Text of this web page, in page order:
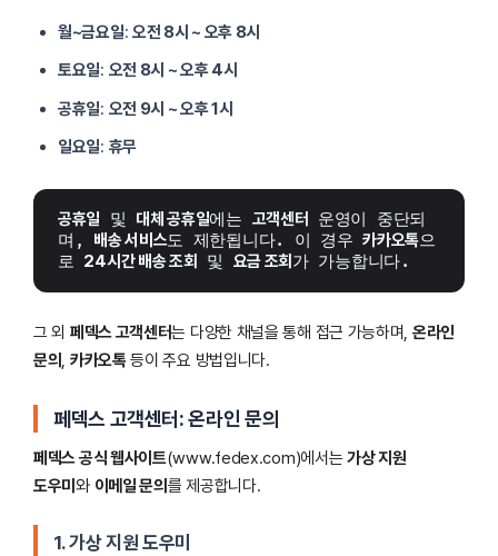
월~금요일: 오전 8시 ~ 오후 8시
토요일: 오전 8시 ~ 오후 4시
공휴일: 오전 9시 ~ 오후 1시
일요일: 휴무
공휴일 및 대체 공휴일에는 고객센터
운영이 중단되
며, 배송 서비스도 제한됩니다. 이 경우 카카오톡으
로 24시간 배송 조회 및 요금 조회 가 가능합니다.
그 외 페덱스 고객센터는 다양한 채널을 통해 접근 가능하며, 온라인
문의 , 카카오톡등이 주요 방법입니다.
페덱스 고객센터: 온라인 문의
페덱스 공식 웹사이트(www.fedex.com)에서는가상 지원
도우미와 이메일 문의 를 제공합니다.
1. 가상 지원 도우미